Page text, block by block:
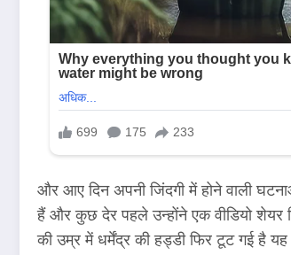
और आए दिन अपनी जिंदगी में होने वाली
हैं और कुछ देर पहले उन्होंने एक वीडियो शेयर
की उम्र में धर्मेंद्र की हड्डी फिर टूट गई है